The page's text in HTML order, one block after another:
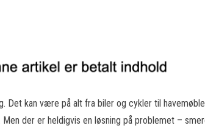
kan være på alt fra biler og cykler til
der er heldigvis en løsning på problemet –